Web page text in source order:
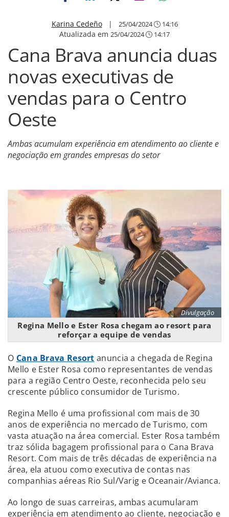
Karina Cedeño| 25/04/2024 14:16
Atualizada em 25/04/2024 14:17
Cana Brava anuncia duas
novas executivas de
vendas para o Centro
Oeste
Ambas acumulam experiência em atendimento ao cliente e
negociação em grandes empresas do setor
Divulgação
Regina Mello e Ester Rosa chegam ao resort para
reforçar a equipe de vendas
O Cana Brava Resort anuncia a chegada de Regina
Mello e Ester Rosa como representantes de vendas
para a região Centro Oeste, reconhecida pelo seu
crescente público consumidor de Turismo.
Regina Mello é uma profissional com mais de 30
anos de experiência no mercado de Turismo, com
vasta atuação na área comercial. Ester Rosa também
traz sólida bagagem profissional para o Cana Brava
Resort. Com mais de três décadas de experiência na
área, ela atuou como executiva de contas nas
companhias aéreas Rio Sul/Varig e Oceanair/Avianca.
Ao longo de suas carreiras, ambas acumularam
experiência em atendimento ao cliente, negociação e